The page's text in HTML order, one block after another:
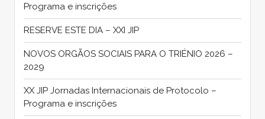
Programa e inscrições
RESERVE ESTE DIA – XXI JIP
NOVOS ORGÃOS SOCIAIS PARA O TRIÉNIO 2026 –
2029
XX JIP Jornadas Internacionais de Protocolo –
Programa e inscrições